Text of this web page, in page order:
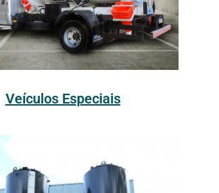
Veículos Especiais